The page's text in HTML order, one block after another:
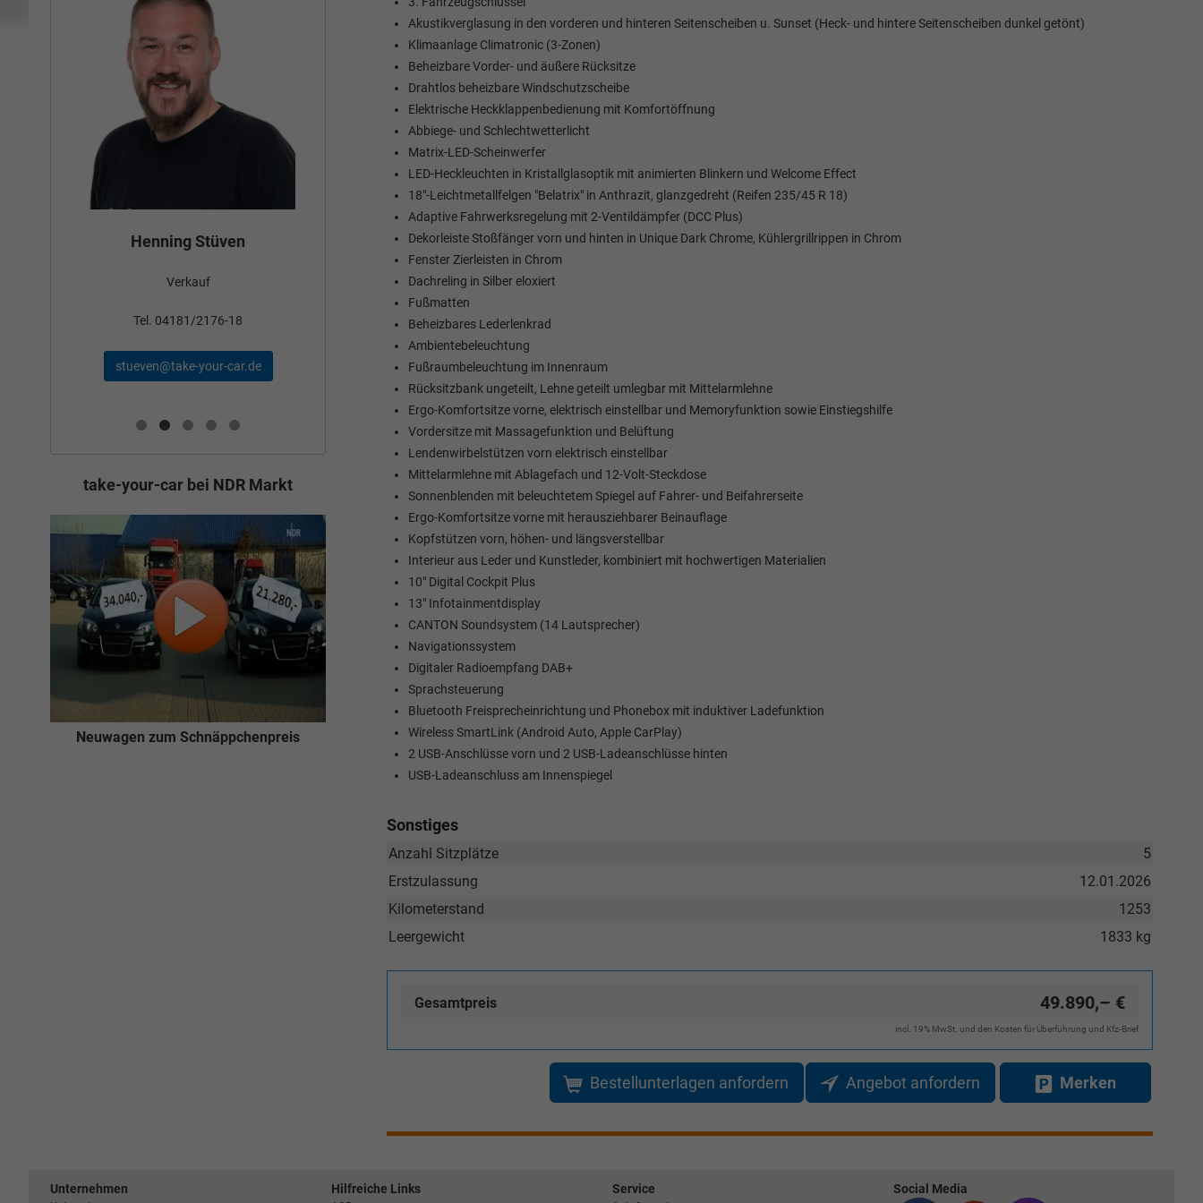
Akustikverglasung in den vorderen und hinteren Seitenscheiben u. Sunset (Heck- und hintere Seitenscheiben dunkel getönt)
Klimaanlage Climatronic (3-Zonen)
Beheizbare Vorder- und äußere Rücksitze
Drahtlos beheizbare Windschutzscheibe
Elektrische Heckklappenbedienung mit Komfortöffnung
Abbiege- und Schlechtwetterlicht
Matrix-LED-Scheinwerfer
LED-Heckleuchten in Kristallglasoptik mit animierten Blinkern und Welcome Effect
18"-Leichtmetallfelgen "Belatrix" in Anthrazit, glanzgedreht (Reifen 235/45 R 18)
Adaptive Fahrwerksregelung mit 2-Ventildämpfer (DCC Plus)
Dekorleiste Stoßfänger vorn und hinten in Unique Dark Chrome, Kühlergrillrippen in Chrom
Fenster Zierleisten in Chrom
Dachreling in Silber eloxiert
Fußmatten
Beheizbares Lederlenkrad
Ambientebeleuchtung
Fußraumbeleuchtung im Innenraum
Rücksitzbank ungeteilt, Lehne geteilt umlegbar mit Mittelarmlehne
Ergo-Komfortsitze vorne, elektrisch einstellbar und Memoryfunktion sowie Einstiegshilfe
Vordersitze mit Massagefunktion und Belüftung
Lendenwirbelstützen vorn elektrisch einstellbar
Mittelarmlehne mit Ablagefach und 12-Volt-Steckdose
Sonnenblenden mit beleuchtetem Spiegel auf Fahrer- und Beifahrerseite
Ergo-Komfortsitze vorne mit herausziehbarer Beinauflage
Kopfstützen vorn, höhen- und längsverstellbar
Interieur aus Leder und Kunstleder, kombiniert mit hochwertigen Materialien
10" Digital Cockpit Plus
13" Infotainmentdisplay
CANTON Soundsystem (14 Lautsprecher)
Navigationssystem
Digitaler Radioempfang DAB+
Sprachsteuerung
Bluetooth Freisprecheinrichtung und Phonebox mit induktiver Ladefunktion
Wireless SmartLink (Android Auto, Apple CarPlay)
2 USB-Anschlüsse vorn und 2 USB-Ladeanschlüsse hinten
USB-Ladeanschluss am Innenspiegel
Sonstiges
5
Anzahl Sitzplätze
12.01.2026
Erstzulassung
1253
Kilometerstand
1833 kg
Leergewicht
Gesamtpreis 49.890,– €
incl. 19% MwSt. und den Kosten für Überführung und Kfz-Brief
Bestellunterlagen anfordern Angebot anfordern Merken
Henning Stüven
Verkauf
Tel. 04181/2176-18
stueven@take-your-car.de
Bünyamin Schael
Verkauf
Tel. 04181/2176-24
schael@take-your-car.de
Tom Wollschläger
wollschlaeger@take-your-car.de
take-your-car bei NDR Markt
Neuwagen zum Schnäppchenpreis
Unternehmen Hilfreiche Links Service Social Media